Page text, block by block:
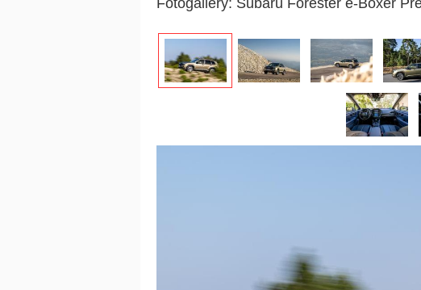
Fotogallery: Subaru Forester e-Boxer